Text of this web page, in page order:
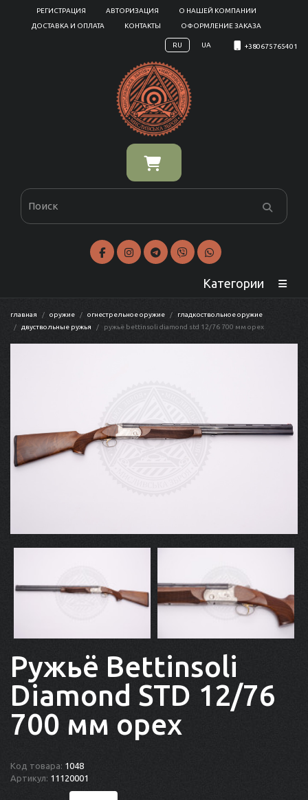
РЕГИСТРАЦИЯ АВТОРИЗАЦИЯ
О НАШЕЙ КОМПАНИИ
ДОСТАВКА И ОПЛАТА
КОНТАКТЫ ОФОРМЛЕНИЕ ЗАКАЗА
RU UA +380675765401
Категории
главная оружие огнестрельное оружие
гладкоствольное оружие
двуствольные ружья
ружьё bettinsoli diamond std 12/76 700 мм орех
Ружьё Bettinsoli
Diamond STD 12/76
700 мм орех
Код товара: 1048
Артикул: 11120001